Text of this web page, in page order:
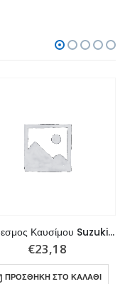
Σύνδεσμος Καυσίμου Suzuki 3/8″
€23,18
ΠΡΟΣΘΉΚΗ ΣΤΟ ΚΑΛΆΘΙ